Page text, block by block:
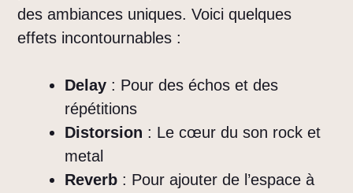
des ambiances uniques. Voici quelques
effets incontournables :
Delay : Pour des échos et des
répétitions
Distorsion : Le cœur du son rock et
metal
Reverb : Pour ajouter de l’espace à